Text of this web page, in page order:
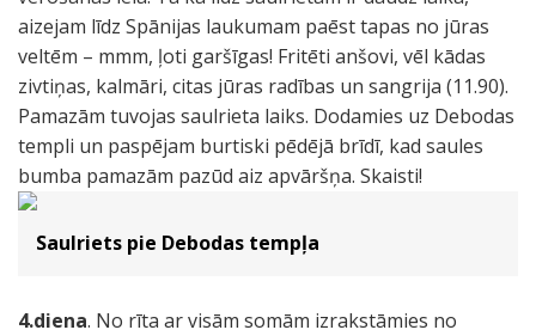
aizejam līdz Spānijas laukumam paēst tapas no jūras
veltēm – mmm, ļoti garšīgas! Fritēti anšovi, vēl kādas
zivtiņas, kalmāri, citas jūras radības un sangrija (11.90).
Pamazām tuvojas saulrieta laiks. Dodamies uz Debodas
templi un paspējam burtiski pēdējā brīdī, kad saules
bumba pamazām pazūd aiz apvāršņa. Skaisti!
Saulriets pie Debodas tempļa
4.diena. No rīta ar visām somām izrakstāmies no